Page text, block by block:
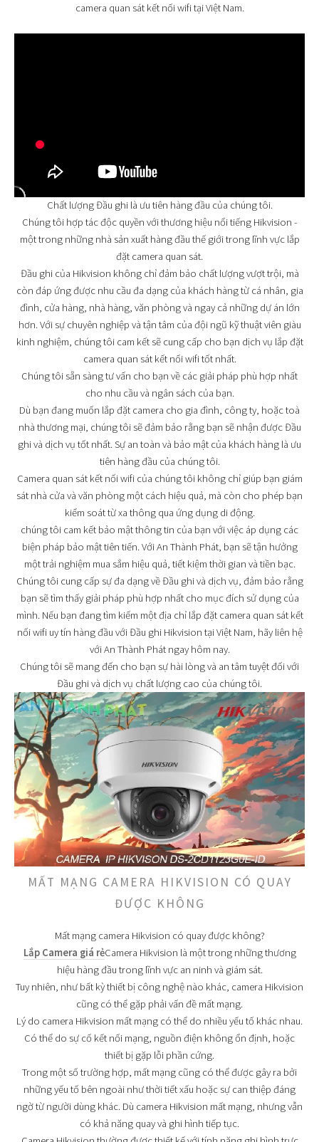
camera quan sát kết nối wifi tại Việt Nam.
Chất lượng Đầu ghi là ưu tiên hàng đầu của chúng tôi.
Chúng tôi hợp tác độc quyền với thương hiệu nổi tiếng Hikvision -
một trong những nhà sản xuất hàng đầu thế giới trong lĩnh vực lắp
đặt camera quan sát.
Đầu ghi của Hikvision không chỉ đảm bảo chất lượng vượt trội, mà
còn đáp ứng được nhu cầu đa dạng của khách hàng từ cá nhân, gia
đình, cửa hàng, nhà hàng, văn phòng và ngay cả những dự án lớn
hơn. Với sự chuyên nghiệp và tận tâm của đội ngũ kỹ thuật viên giàu
kinh nghiệm, chúng tôi cam kết sẽ cung cấp cho bạn dịch vụ lắp đặt
camera quan sát kết nối wifi tốt nhất.
Chúng tôi sẵn sàng tư vấn cho bạn về các giải pháp phù hợp nhất
cho nhu cầu và ngân sách của bạn.
Dù bạn đang muốn lắp đặt camera cho gia đình, công ty, hoặc toà
nhà thương mại, chúng tôi sẽ đảm bảo rằng bạn sẽ nhận được Đầu
ghi và dịch vụ tốt nhất. Sự an toàn và bảo mật của khách hàng là ưu
tiên hàng đầu của chúng tôi.
Camera quan sát kết nối wifi của chúng tôi không chỉ giúp bạn giám
sát nhà cửa và văn phòng một cách hiệu quả, mà còn cho phép bạn
kiểm soát từ xa thông qua ứng dụng di động.
chúng tôi cam kết bảo mật thông tin của bạn với việc áp dụng các
biện pháp bảo mật tiên tiến. Với An Thành Phát, bạn sẽ tận hưởng
một trải nghiệm mua sắm hiệu quả, tiết kiệm thời gian và tiền bạc.
Chúng tôi cung cấp sự đa dạng về Đầu ghi và dịch vụ, đảm bảo rằng
bạn sẽ tìm thấy giải pháp phù hợp nhất cho mục đích sử dụng của
mình. Nếu bạn đang tìm kiếm một địa chỉ lắp đặt camera quan sát kết
nối wifi uy tín hàng đầu với Đầu ghi Hikvision tại Việt Nam, hãy liên hệ
với An Thành Phát ngay hôm nay.
Chúng tôi sẽ mang đến cho bạn sự hài lòng và an tâm tuyệt đối với
Đầu ghi và dịch vụ chất lượng cao của chúng tôi.
MẤT MẠNG CAMERA HIKVISION CÓ QUAY
ĐƯỢC KHÔNG
Mất mạng camera Hikvision có quay được không?
Lắp Camera giá rẻCamera Hikvision là một trong những thương
hiệu hàng đầu trong lĩnh vực an ninh và giám sát.
Tuy nhiên, như bất kỳ thiết bị công nghệ nào khác, camera Hikvision
cũng có thể gặp phải vấn đề mất mạng.
Lý do camera Hikvision mất mạng có thể do nhiều yếu tố khác nhau.
Có thể do sự cố kết nối mạng, nguồn điện không ổn định, hoặc
thiết bị gặp lỗi phần cứng.
Trong một số trường hợp, mất mạng cũng có thể được gây ra bởi
những yếu tố bên ngoài như thời tiết xấu hoặc sự can thiệp đáng
ngờ từ người dùng khác. Dù camera Hikvision mất mạng, nhưng vẫn
có khả năng quay và ghi hình tiếp tục.